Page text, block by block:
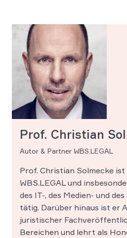
Prof. Christian
Autor & Partner WBS.LEGAL
Prof. Christian Solmecke
WBS.LEGAL und
des IT-, des Medien- und
tätig. Darüber hinaus ist er
juristischer
Bereichen und lehrt als